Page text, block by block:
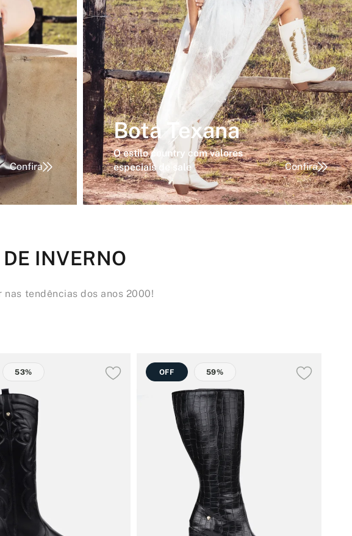
Confira
Bota Texana
O estilo country com valores
especiais de sale
Confira
INVERNO
tendências dos anos 2000!
53% OFF 59%